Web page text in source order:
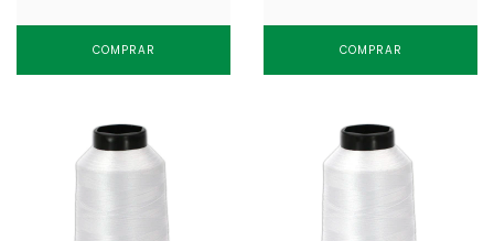
COMPRAR COMPRAR